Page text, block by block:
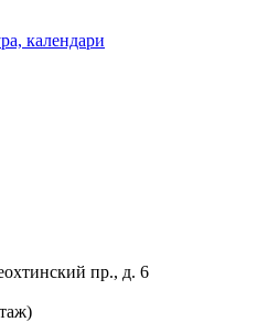
календари
пр., д. 6